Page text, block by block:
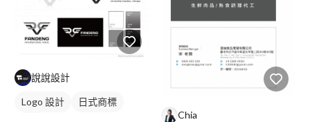
說說設計
Logo 設計
日式商標
Chia